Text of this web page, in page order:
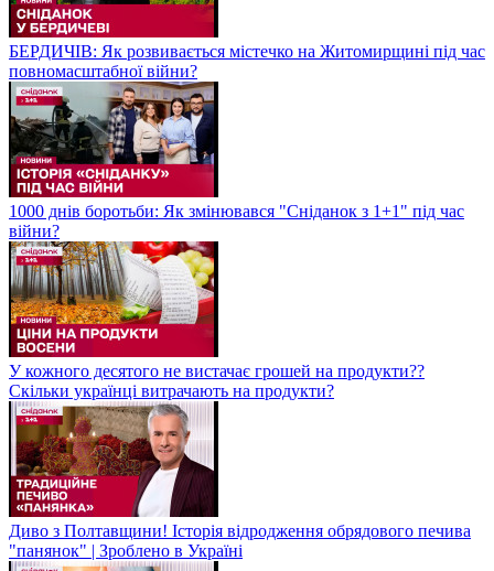
БЕРДИЧІВ: Як розвивається містечко на Житомирщині під час
повномасштабної війни?
1000 днів боротьби: Як змінювався "Сніданок з 1+1" під час
війни?
У кожного десятого не вистачає грошей на продукти??
Скільки українці витрачають на продукти?
Диво з Полтавщини! Історія відродження обрядового печива
"панянок" | Зроблено в Україні